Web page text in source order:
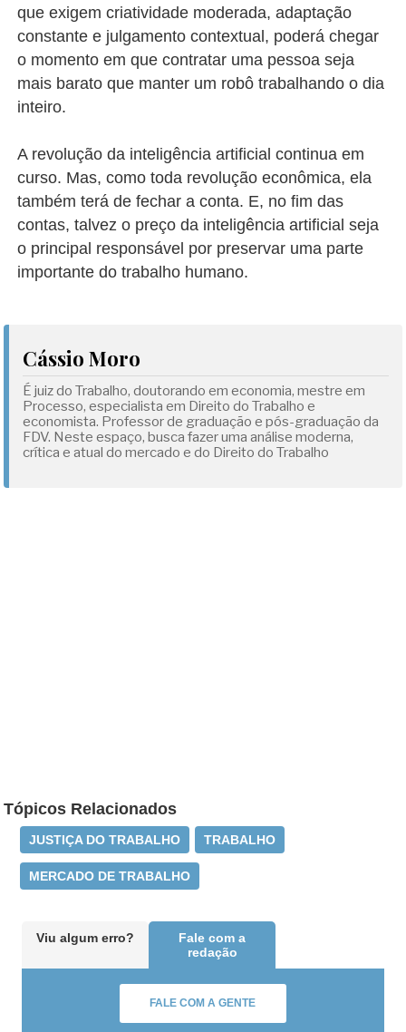
que exigem criatividade moderada, adaptação
constante e julgamento contextual, poderá chegar
o momento em que contratar uma pessoa seja
mais barato que manter um robô trabalhando o dia
inteiro.
A revolução da inteligência artificial continua em
curso. Mas, como toda revolução econômica, ela
também terá de fechar a conta. E, no fim das
contas, talvez o preço da inteligência artificial seja
o principal responsável por preservar uma parte
importante do trabalho humano.
Cássio Moro
É juiz do Trabalho, doutorando em economia, mestre em
Processo, especialista em Direito do Trabalho e
economista. Professor de graduação e pós-graduação da
FDV. Neste espaço, busca fazer uma análise moderna,
crítica e atual do mercado e do Direito do Trabalho
Tópicos Relacionados
JUSTIÇA DO TRABALHO TRABALHO
MERCADO DE TRABALHO
Viu algum erro?
Fale com a
redação
FALE COM A GENTE